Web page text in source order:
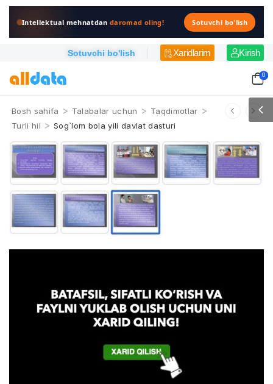
Intellektual mehnatdandaromad oling! Sotuvchi bo'lish
Sotuvchi bo'lish Xaridlarim Kirish
0
Bosh sahifa > Talabalar uchun > Taqdimotlar >
Turli hil > Sog`lom bola yili davlat dasturi